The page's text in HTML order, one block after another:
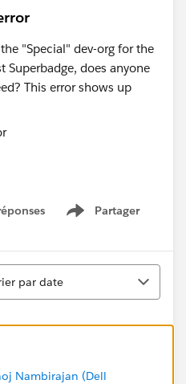
"Special" dev-org for the
Superbadge, does anyone
This error shows up
Partager
Show menu
par date
Nambirajan (Dell